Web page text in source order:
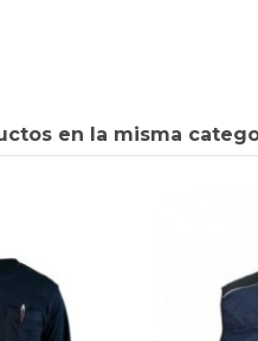
en la misma